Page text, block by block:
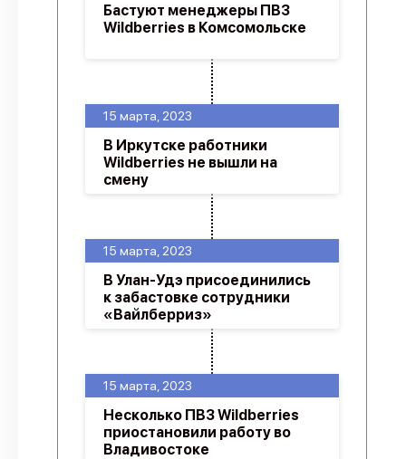
15 марта, 2023
Несколько ПВЗ Wildberries
приостановили работу во
Владивостоке
15 марта, 2023
В Улан-Удэ присоединились
к забастовке сотрудники
«Вайлберриз»
15 марта, 2023
В Иркутске работники
Wildberries не вышли на
смену
Бастуют менеджеры ПВЗ
Wildberries в Комсомольске